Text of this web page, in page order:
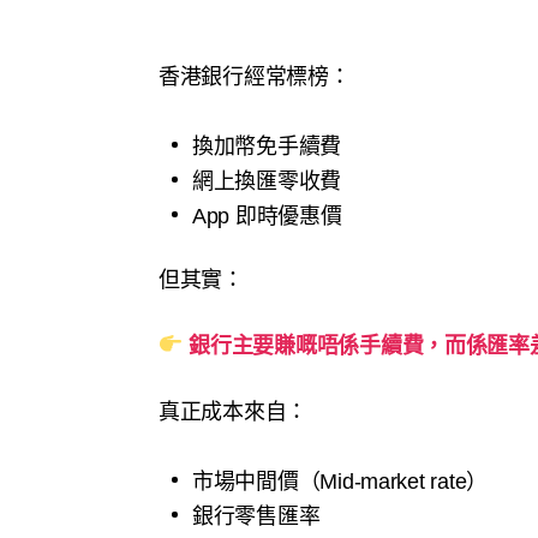
香港銀行經常標榜：
換加幣免手續費
網上換匯零收費
App 即時優惠價
但其實：
銀行主要賺嘅唔係手續費，而係匯率
真正成本來自：
市場中間價（Mid-market rate）
銀行零售匯率